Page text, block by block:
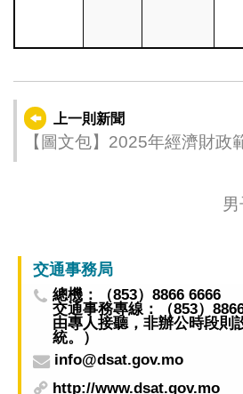
上一則新聞
【圖文包】2025年經濟財政
交通事務局
總機：（853）8866 6666
交通事務專線：（853）
由專人接聽，非辦公時段則
統。）
info@dsat.gov.mo
http://www.dsat.gov.mo